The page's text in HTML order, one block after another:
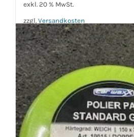
exkl. 20 % MwSt.
zzgl. Versandkosten
In den Warenkorb